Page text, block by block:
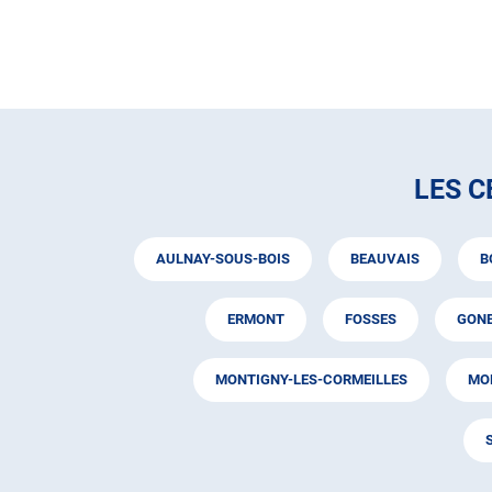
LES
AULNAY-SOUS-BOIS BEAUVAIS
ERMONT FOSSES
MONTIGNY-LES-CORMEILLES